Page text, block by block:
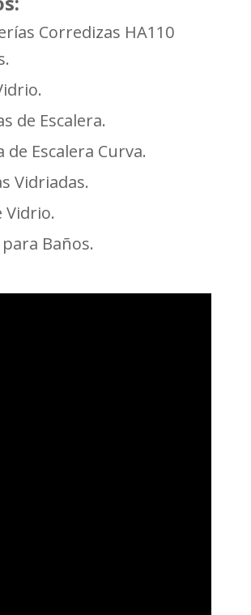
Corredizas HA110
de Escalera.
de Escalera Curva.
Vidriadas.
Vidrio.
Baños.